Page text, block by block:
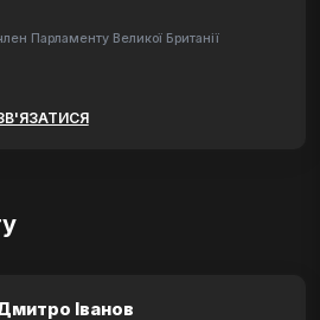
Парламенту Великої Британії
Іванов